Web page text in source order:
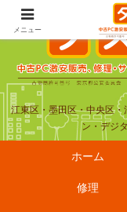
江東区・墨田区・中央区
ン・デジ
ホーム
修理
メニュー